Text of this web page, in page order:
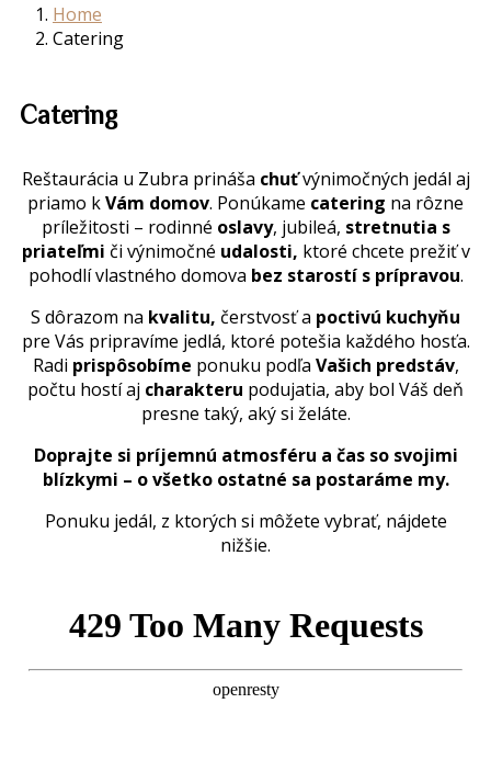
Home
Catering
Catering
Reštaurácia u Zubra prináša chuťvýnimočných jedál aj
priamo kVám domov. Ponúkame catering na rôzne
príležitosti – rodinné oslavy, jubileá, stretnutia s
priateľmi či výnimočné udalosti, ktoré chcete prežiť v
pohodlí vlastného domova bez starostí s prípravou.
S dôrazom na kvalitu, čerstvosť a poctivú kuchyňu
pre Vás pripravíme jedlá, ktoré potešia každého hosťa.
Radi prispôsobíme ponuku podľa Vašich predstáv,
počtu hostí aj charakteru podujatia, aby bol Váš deň
presne taký, aký si želáte.
Doprajte si príjemnú atmosféru a čas so svojimi
blízkymi – o všetko ostatné sa postaráme my.
Ponuku jedál, z ktorých si môžete vybrať, nájdete
nižšie.